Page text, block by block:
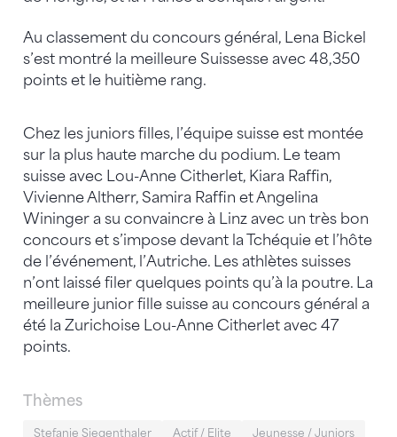
Au classement du concours général, Lena Bickel
s’est montré la meilleure Suissesse avec 48,350
points et le huitième rang.
Chez les juniors filles, l’équipe suisse est montée
sur la plus haute marche du podium. Le team
suisse avec Lou-Anne Citherlet, Kiara Raffin,
Vivienne Altherr, Samira Raffin et Angelina
Wininger a su convaincre à Linz avec un très bon
concours et s’impose devant la Tchéquie et l’hôte
de l’événement, l’Autriche. Les athlètes suisses
n’ont laissé filer quelques points qu’à la poutre. La
meilleure junior fille suisse au concours général a
été la Zurichoise Lou-Anne Citherlet avec 47
points.
Thèmes
Stefanie Siegenthaler Actif / Elite
Jeunesse / Juniors